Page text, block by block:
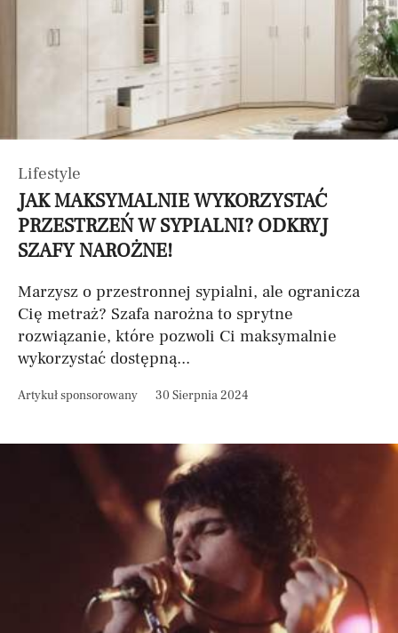
Lifestyle
JAK MAKSYMALNIE WYKORZYSTAĆ
PRZESTRZEŃ W SYPIALNI? ODKRYJ
SZAFY NAROŻNE!
Marzysz o przestronnej sypialni, ale ogranicza
Cię metraż? Szafa narożna to sprytne
rozwiązanie, które pozwoli Ci maksymalnie
wykorzystać dostępną...
Artykuł sponsorowany 30 Sierpnia 2024